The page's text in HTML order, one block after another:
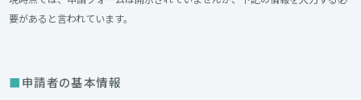
要があると言われています。
申請者の基本情報